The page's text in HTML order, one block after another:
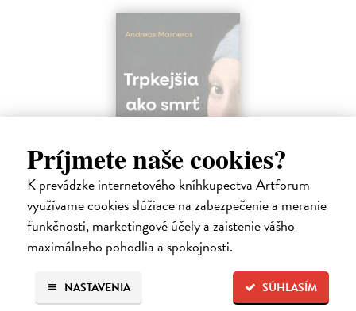
Príjmete naše cookies?
K prevádzke internetového kníhkupectva Artforum
využívame cookies slúžiace na zabezpečenie a meranie
funkčnosti, marketingové účely a zaistenie vášho
maximálneho pohodlia a spokojnosti.
SÚHLASÍM
NASTAVENIA
Trpkejšia ako smrť je žena
Marneros Andreas
| Kniha
JE TO MOŽNO NAJVÄČŠIA REVOLÚCIA NAŠICH DNÍ:
rovnocennosť a rovnoprávnosť ženy a muža. Vojna a mier medzi
pohlaviami sa však nezačali feminizmom 20. storočia, ale ich
spolužitím.